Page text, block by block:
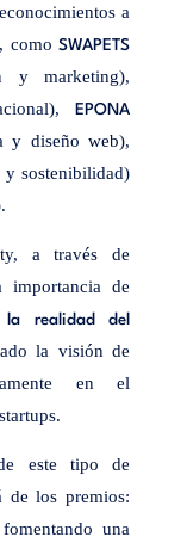
a
comoSWAPETS
y marketing),
EPONA
y diseño web),
y sostenibilidad)
a través de
importancia de
realidad del
la visión de
en el
este tipo de
de los premios:
una